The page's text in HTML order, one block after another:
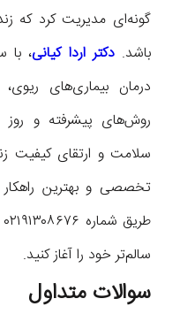
گونه‌ای مدیریت کرد که
باشد.دکتر اردا کیانی، با
درمان بیماری‌های
روش‌های پیشرفته و روز
سلامت و ارتقای کیفیت
تخصصی و بهترین راهکار
سالم‌تر خود را آغاز کنید.
سوالات متداول